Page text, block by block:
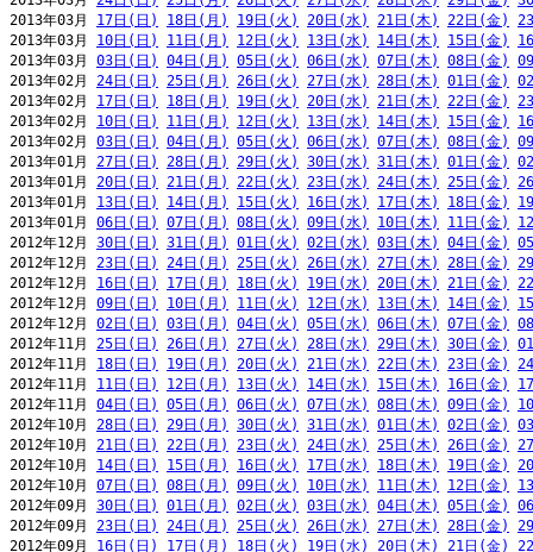
2013年03月 17日(日) 18日(月) 19日(火) 20日(水) 21日(木) 22日(金)
2013年03月 10日(日) 11日(月) 12日(火) 13日(水) 14日(木) 15日(金)
2013年03月 03日(日) 04日(月) 05日(火) 06日(水) 07日(木) 08日(金)
2013年02月 24日(日) 25日(月) 26日(火) 27日(水) 28日(木) 01日(金)
2013年02月 17日(日) 18日(月) 19日(火) 20日(水) 21日(木) 22日(金)
2013年02月 10日(日) 11日(月) 12日(火) 13日(水) 14日(木) 15日(金)
2013年02月 03日(日) 04日(月) 05日(火) 06日(水) 07日(木) 08日(金)
2013年01月 27日(日) 28日(月) 29日(火) 30日(水) 31日(木) 01日(金)
2013年01月 20日(日) 21日(月) 22日(火) 23日(水) 24日(木) 25日(金)
2013年01月 13日(日) 14日(月) 15日(火) 16日(水) 17日(木) 18日(金)
2013年01月 06日(日) 07日(月) 08日(火) 09日(水) 10日(木) 11日(金)
2012年12月 30日(日) 31日(月) 01日(火) 02日(水) 03日(木) 04日(金)
2012年12月 23日(日) 24日(月) 25日(火) 26日(水) 27日(木) 28日(金)
2012年12月 16日(日) 17日(月) 18日(火) 19日(水) 20日(木) 21日(金)
2012年12月 09日(日) 10日(月) 11日(火) 12日(水) 13日(木) 14日(金)
2012年12月 02日(日) 03日(月) 04日(火) 05日(水) 06日(木) 07日(金)
2012年11月 25日(日) 26日(月) 27日(火) 28日(水) 29日(木) 30日(金)
2012年11月 18日(日) 19日(月) 20日(火) 21日(水) 22日(木) 23日(金)
2012年11月 11日(日) 12日(月) 13日(火) 14日(水) 15日(木) 16日(金)
2012年11月 04日(日) 05日(月) 06日(火) 07日(水) 08日(木) 09日(金)
2012年10月 28日(日) 29日(月) 30日(火) 31日(水) 01日(木) 02日(金)
2012年10月 21日(日) 22日(月) 23日(火) 24日(水) 25日(木) 26日(金)
2012年10月 14日(日) 15日(月) 16日(火) 17日(水) 18日(木) 19日(金)
2012年10月 07日(日) 08日(月) 09日(火) 10日(水) 11日(木) 12日(金)
2012年09月 30日(日) 01日(月) 02日(火) 03日(水) 04日(木) 05日(金)
2012年09月 23日(日) 24日(月) 25日(火) 26日(水) 27日(木) 28日(金)
2012年09月 16日(日) 17日(月) 18日(火) 19日(水) 20日(木) 21日(金)